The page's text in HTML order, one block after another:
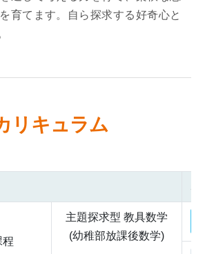
育てます。自ら探求する好奇心と
リキュラム
5
程
主題探求型 教具数学
(幼稚部放課後数学)